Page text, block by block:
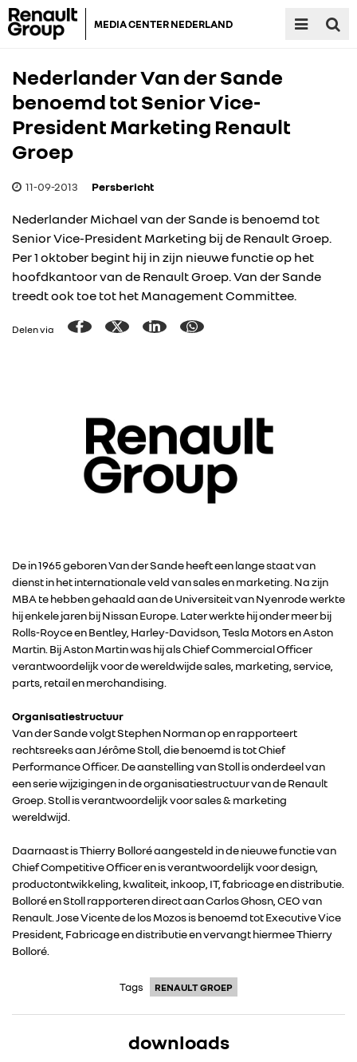
MEDIA CENTER NEDERLAND
RENAULT GROUP
RENAULT
DACIA
Nederlander Van der Sande
benoemd tot Senior Vice-
President Marketing Renault
Groep
11-09-2013 Persbericht
Nederlander Michael van der Sande is benoemd tot
Senior Vice-President Marketing bij de Renault Groep.
Per 1 oktober begint hij in zijn nieuwe functie op het
hoofdkantoor van de Renault Groep. Van der Sande
treedt ook toe tot het Management Committee.
Delen via
De in 1965 geboren Van der Sande heeft een lange staat van
dienst in het internationale veld van sales en marketing. Na zijn
MBA te hebben gehaald aan de Universiteit van Nyenrode werkte
hij enkele jaren bij Nissan Europe. Later werkte hij onder meer bij
Rolls-Royce en Bentley, Harley-Davidson, Tesla Motors en Aston
Martin. Bij Aston Martin was hij als Chief Commercial Officer
verantwoordelijk voor de wereldwijde sales, marketing, service,
parts, retail en merchandising.
Organisatiestructuur
Van der Sande volgt Stephen Norman op en rapporteert
rechtsreeks aan Jérôme Stoll, die benoemd is tot Chief
Performance Officer. De aanstelling van Stoll is onderdeel van
een serie wijzigingen in de organisatiestructuur van de Renault
Groep. Stoll is verantwoordelijk voor sales & marketing
wereldwijd.
Daarnaast is Thierry Bolloré aangesteld in de nieuwe functie van
Chief Competitive Officer en is verantwoordelijk voor design,
productontwikkeling, kwaliteit, inkoop, IT, fabricage en distributie.
Bolloré en Stoll rapporteren direct aan Carlos Ghosn, CEO van
Renault. Jose Vicente de los Mozos is benoemd tot Executive Vice
President, Fabricage en distributie en vervangt hiermee Thierry
Bolloré.
Tags RENAULT GROEP
downloads